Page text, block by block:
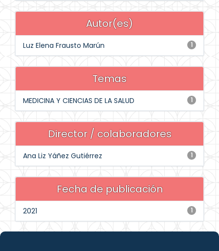
Autor(es)
1
Luz Elena Frausto Marún
Temas
1
MEDICINA Y CIENCIAS DE LA SALUD
Director / colaboradores
1
Ana Liz Yáñez Gutiérrez
Fecha de publicación
1
2021